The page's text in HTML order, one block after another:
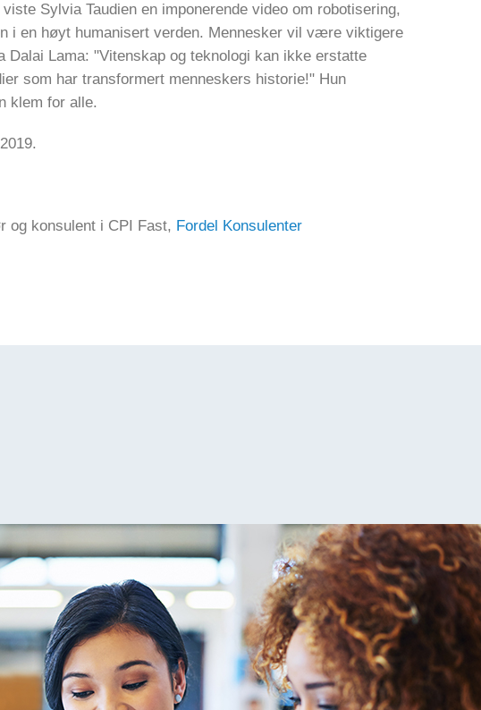
Sylvia Taudien en imponerende video om robotisering,
i en høyt humanisert verden. Mennesker vil være viktigere
Dalai Lama: "Vitenskap og teknologi kan ikke erstatte
som har transformert menneskers historie!" Hun
klem for alle.
og konsulent i CPI Fast, Fordel Konsulenter